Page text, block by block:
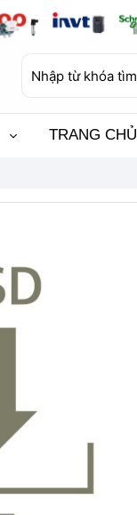
kiếm:
TRANG CHỦ